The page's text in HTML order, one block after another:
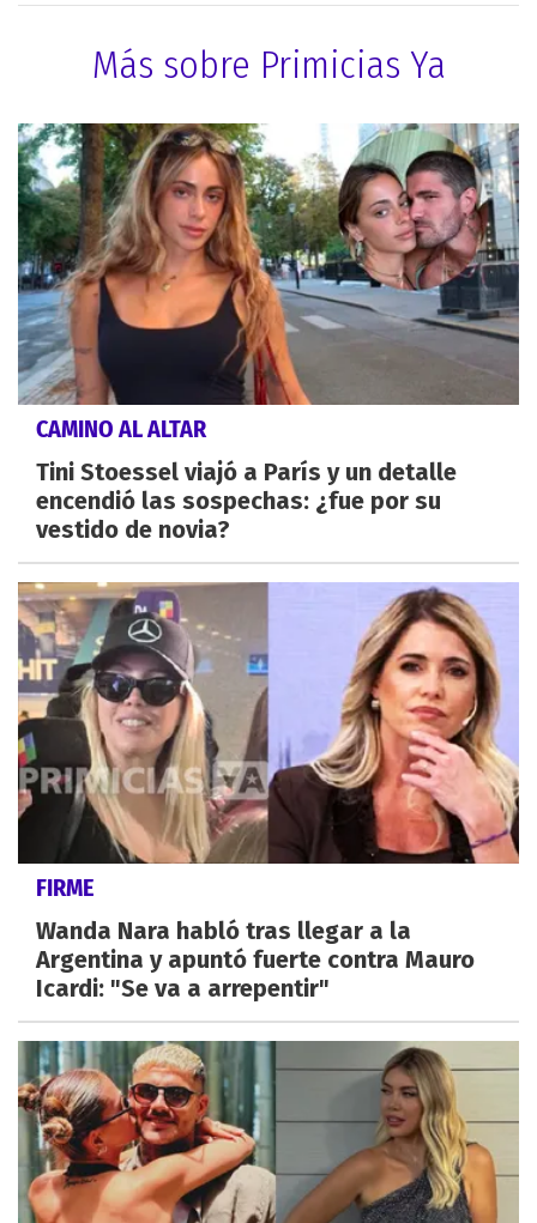
Más sobre Primicias Ya
CAMINO AL ALTAR
Tini Stoessel viajó a París y un detalle
encendió las sospechas: ¿fue por su
vestido de novia?
FIRME
Wanda Nara habló tras llegar a la
Argentina y apuntó fuerte contra Mauro
Icardi: "Se va a arrepentir"